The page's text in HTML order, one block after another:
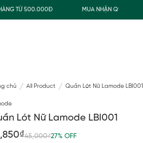
TỪ 500.000Đ MUA NHẬN QUÀ
chủ All Product Quần Lót Nữ Lamode LBI001
Lót Nữ Lamode LBI001
45,000₫27% OFF